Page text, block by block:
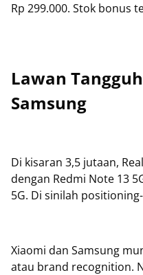
Rp 299.000. Stok bonus
Lawan
Samsung
Di kisaran 3,5 jutaan,
dengan Redmi Note 13
5G. Di sinilah
Xiaomi dan Samsung
atau brand recognition.